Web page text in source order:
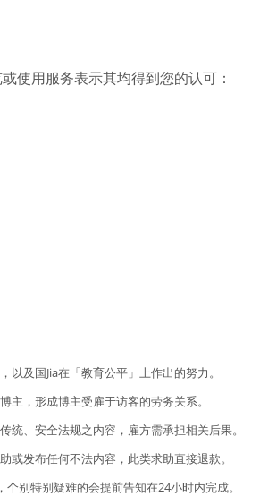
使用服务表示其均得到您的认可：
及国Jia在「教育公平」上作出的努力。
，形成博主受雇于访客的劳务关系。
、安全法规之内容，雇方需承担相关后果。
发布任何不法内容，此类求助直接退款。
别特别疑难的会提前告知在24小时内完成。